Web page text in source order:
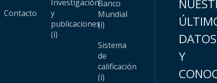
Contacto
Investigación
y
publicaciones
(i)
Banco
Mundial
(i)
Sistema
de
calificación
(i)
DATOS
Y